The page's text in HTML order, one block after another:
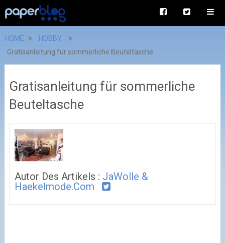
HOME
HOBBY
Gratisanleitung für sommerliche Beuteltasche
Gratisanleitung für sommerliche
Beuteltasche
Autor Des Artikels : JaWolle &
Haekelmode.com